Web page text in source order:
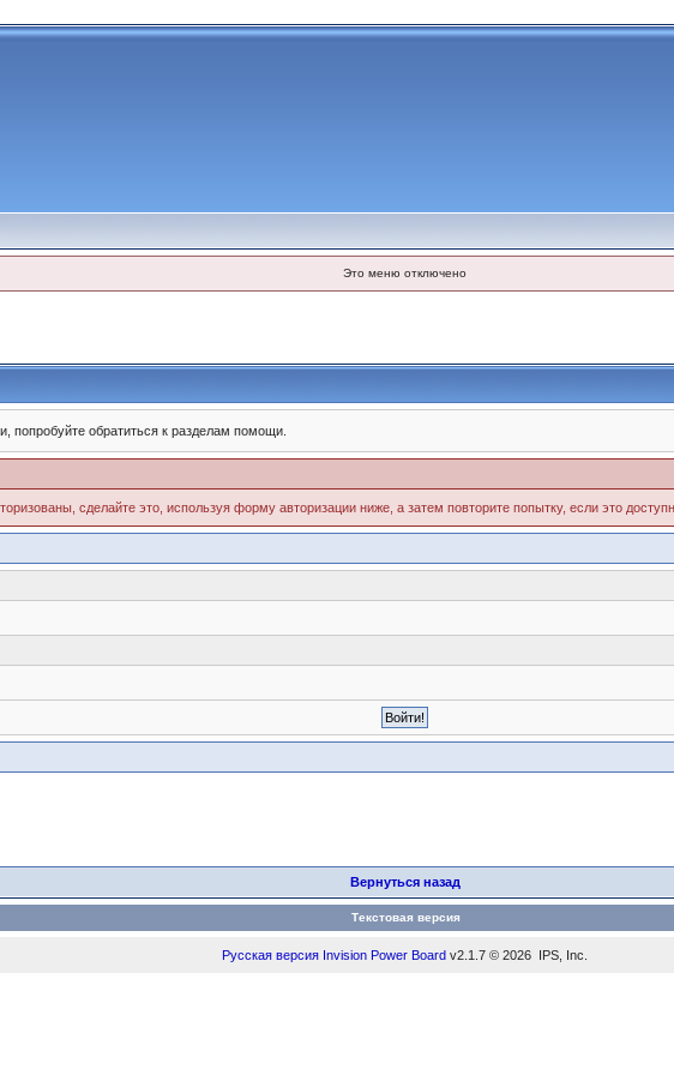
Это меню отключено
обратиться к разделам помощи.
сделайте это, используя форму авторизации ниже, а затем повторите попытку, если это
Вернуться назад
Текстовая версия
Русская версия Invision Power Board v2.1.7 © 2026 IPS, Inc.